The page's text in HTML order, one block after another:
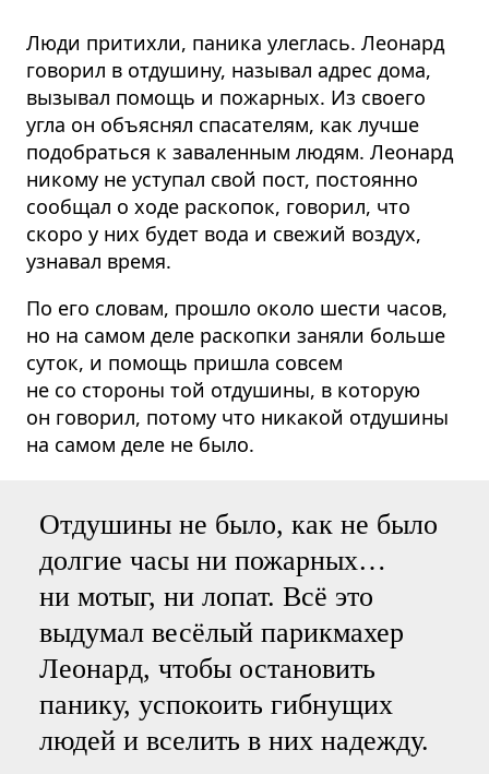
Люди притихли, паника улеглась. Леонард
говорил в отдушину, называл адрес дома,
вызывал помощь и пожарных. Из своего
угла он объяснял спасателям, как лучше
подобраться к заваленным людям. Леонард
никому не уступал свой пост, постоянно
сообщал о ходе раскопок, говорил, что
скоро у них будет вода и свежий воздух,
узнавал время.
По его словам, прошло около шести часов,
но на самом деле раскопки заняли больше
суток, и помощь пришла совсем
не со стороны той отдушины, в которую
он говорил, потому что никакой отдушины
на самом деле не было.
Отдушины не было, как не было
долгие часы ни пожарных…
ни мотыг, ни лопат. Всё это
выдумал весёлый парикмахер
Леонард, чтобы остановить
панику, успокоить гибнущих
людей и вселить в них надежду.